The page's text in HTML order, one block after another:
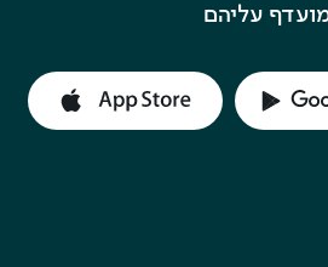
עליהם